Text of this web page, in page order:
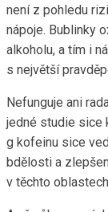
není z pohledu
nápoje. Bublinky
alkoholu, a tím i
s největší
Nefunguje ani
jedné studie sice
g kofeinu sice
bdělosti a
v těchto